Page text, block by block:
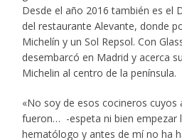
Desde el año 2016 también es el
del restaurante Alevante, donde
Michelín y un Sol Repsol. Con
desembarcó en Madrid y acerca
Michelin al centro de la península.
«No soy de esos cocineros cuyos
fueron… -espeta ni bien empezar
hematólogo y antes de mí no ha